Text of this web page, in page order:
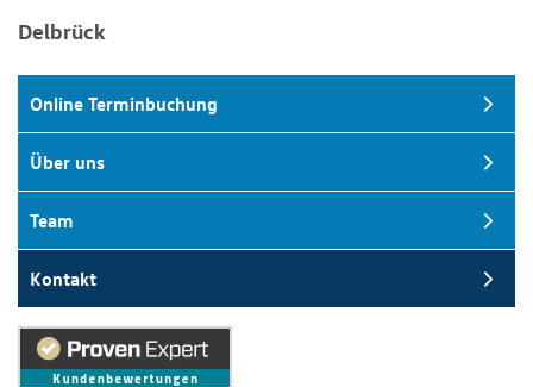
Delbrück
Online Terminbuchung
Über uns
Team
Kontakt